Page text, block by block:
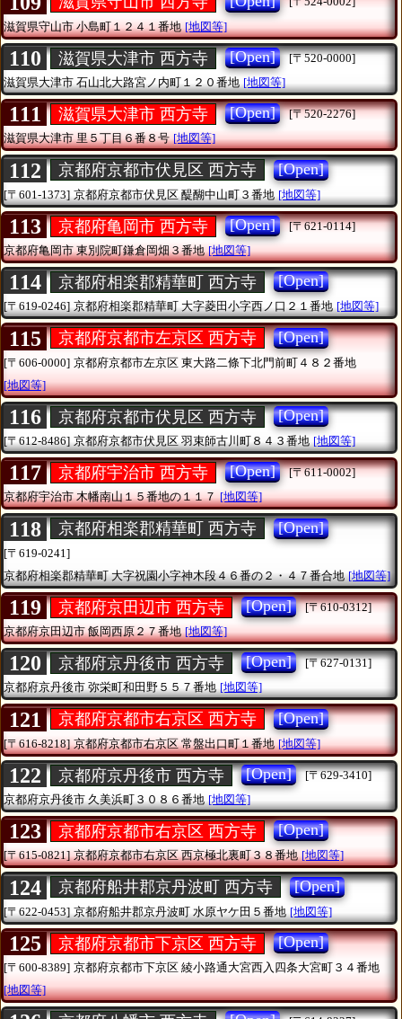
滋賀県守山市小島町１２４１番地 [地図等]
110 滋賀県大津市 西方寺 [Open]
[〒520-0000]
滋賀県大津市石山北大路宮ノ内町１２０番地 [地図等]
111 滋賀県大津市 西方寺 [Open]
[〒520-2276]
滋賀県大津市里５丁目６番８号 [地図等]
112 京都府京都市伏見区 西方寺 [Open]
[〒601-1373] 京都府京都市伏見区 醍醐中山町３番地 [地図等]
113 京都府亀岡市 西方寺 [Open]
[〒621-0114]
京都府亀岡市東別院町鎌倉岡畑３番地 [地図等]
114 京都府相楽郡精華町 西方寺 [Open]
[〒619-0246] 京都府相楽郡精華町大字菱田小字西ノ口２１番地 [地図等]
115 京都府京都市左京区 西方寺 [Open]
[〒606-0000] 京都府京都市左京区 東大路二條下北門前町４８２番地
[地図等]
116 京都府京都市伏見区 西方寺 [Open]
[〒612-8486] 京都府京都市伏見区羽束師古川町８４３番地 [地図等]
117 京都府宇治市 西方寺 [Open]
[〒611-0002]
京都府宇治市木幡南山１５番地の１１７ [地図等]
118 京都府相楽郡精華町 西方寺 [Open]
[〒619-0241]
京都府相楽郡精華町大字祝園小字神木段４６番の２・４７番合地 [地図等]
119 京都府京田辺市 西方寺 [Open]
[〒610-0312]
京都府京田辺市飯岡西原２７番地 [地図等]
120 京都府京丹後市 西方寺 [Open]
[〒627-0131]
京都府京丹後市弥栄町和田野５５７番地 [地図等]
121 京都府京都市右京区 西方寺 [Open]
[〒616-8218] 京都府京都市右京区常盤出口町１番地 [地図等]
122 京都府京丹後市 西方寺 [Open]
[〒629-3410]
京都府京丹後市久美浜町３０８６番地 [地図等]
123 京都府京都市右京区 西方寺 [Open]
[〒615-0821] 京都府京都市右京区西京極北裏町３８番地 [地図等]
124 京都府船井郡京丹波町 西方寺 [Open]
[〒622-0453] 京都府船井郡京丹波町 水原ヤケ田５番地 [地図等]
125 京都府京都市下京区 西方寺 [Open]
[〒600-8389] 京都府京都市下京区 綾小路通大宮西入四条大宮町３４番地
[地図等]